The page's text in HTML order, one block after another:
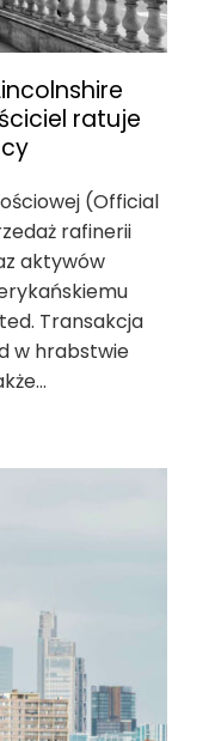
ratuje
(Official
rafinerii
aktywów
Transakcja
w hrabstwie